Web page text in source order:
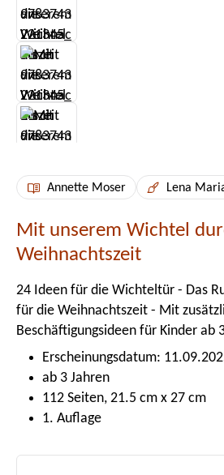
Annette Moser Lena
Mit unserem Wichtel
Weihnachtszeit
24 Ideen für die Wichteltür - Das
für die Weihnachtszeit - Mit
Beschäftigungsideen für Kinder ab
Erscheinungsdatum:
ab 3 Jahren
112 Seiten, 21.5 cm x 27 cm
1. Auflage